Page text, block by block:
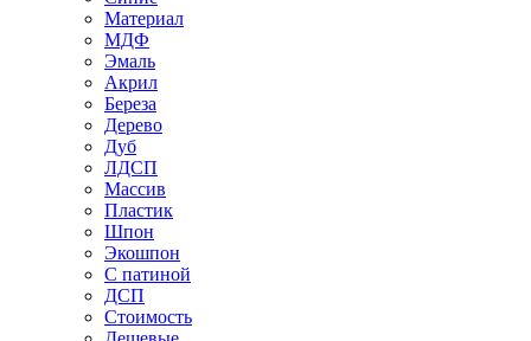
Материал
МДФ
Эмаль
Акрил
Береза
Дерево
Дуб
ЛДСП
Массив
Пластик
Шпон
Экошпон
С патиной
ДСП
Стоимость